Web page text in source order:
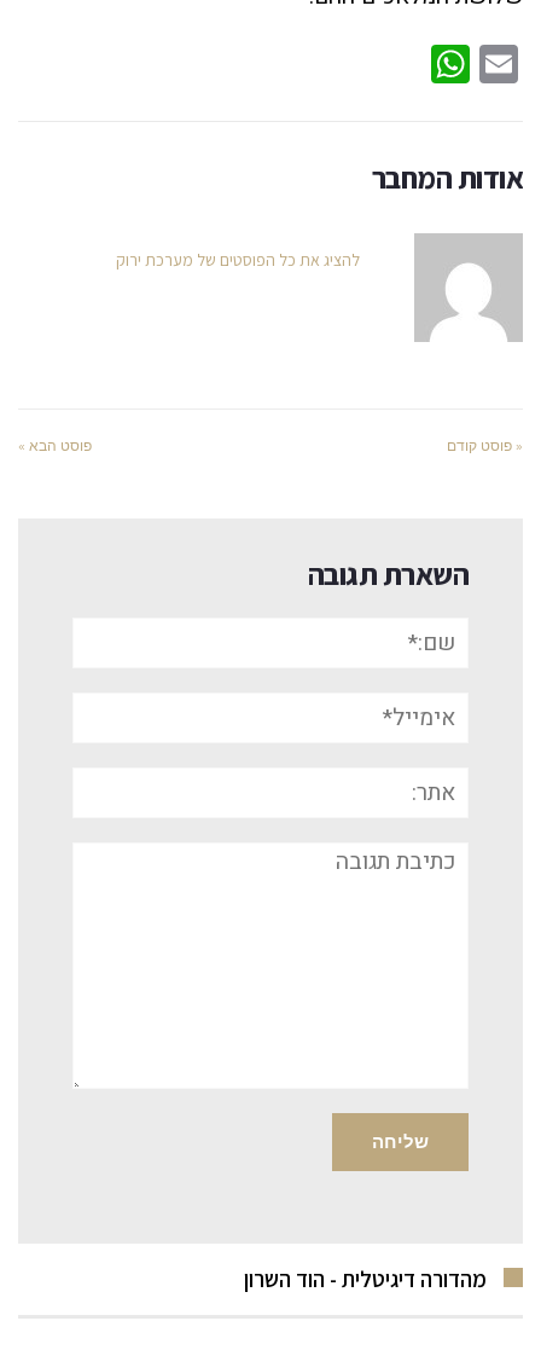
Email
אודות המחבר
להציג את כל הפוסטים של מערכת ירוק
« פוסט קודם פוסט הבא »
השארת תגובה
אימייל*
תגובה
מהדורה דיגיטלית - הוד השרון